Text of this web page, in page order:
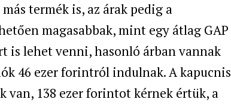
termék is, az árak pedig a
magasabbak, mint egy átlag GAP
is lehet venni, hasonló árban vannak
46 ezer forintról indulnak. A kapucnis
van, 138 ezer forintot kérnek értük, a